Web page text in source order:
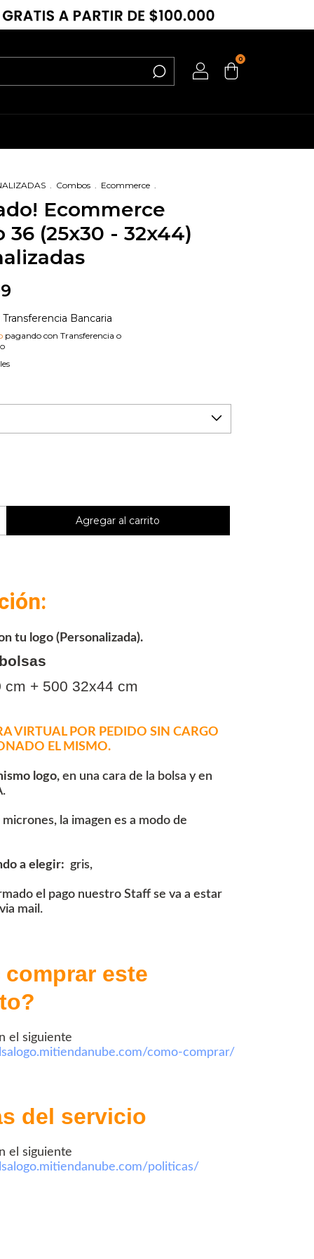
0
Combos Ecommerce
Ecommerce
36 (25x30 - 32x44)
Transferencia Bancaria
pagando con Transferencia o
tu logo (Personalizada).
cm + 500 32x44 cm
VIRTUAL POR PEDIDO SIN CARGO
EL MISMO.
logo,en una cara de la bolsa y en
micrones, la imagen es a modo de
a elegir: gris,
el pago nuestro Staff se va a estar
mail.
comprar este
el siguiente
como-comprar/
del servicio
el siguiente
politicas/